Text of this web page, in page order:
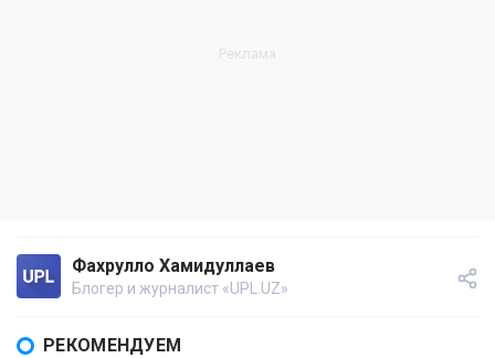
Фахрулло Хамидуллаев
Блогер и журналист «UPL.UZ»
РЕКОМЕНДУЕМ